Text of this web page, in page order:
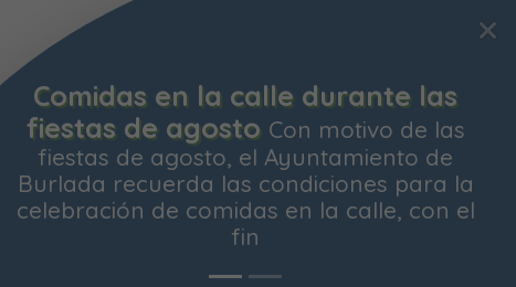
Comidas en la calle durante las
fiestas de agosto Con motivo de las
fiestas de agosto, el Ayuntamiento de
Burlada recuerda las condiciones para la
celebración de comidas en la calle, con el
fin
y